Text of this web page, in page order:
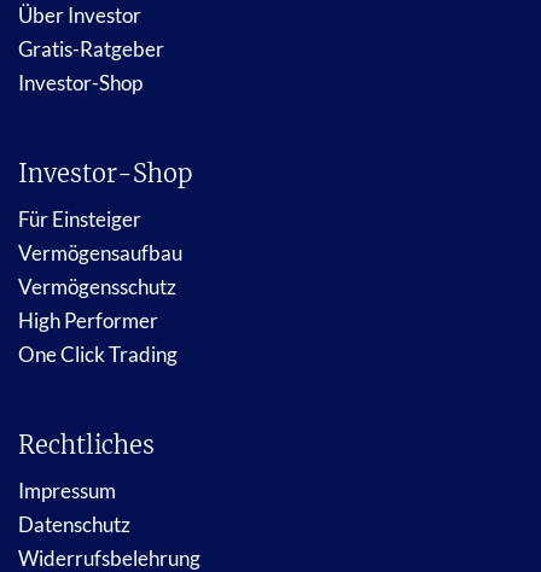
Über Investor
Gratis-Ratgeber
Investor-Shop
Investor-Shop
Für Einsteiger
Vermögensaufbau
Vermögensschutz
High Performer
One Click Trading
Rechtliches
Impressum
Datenschutz
Widerrufsbelehrung